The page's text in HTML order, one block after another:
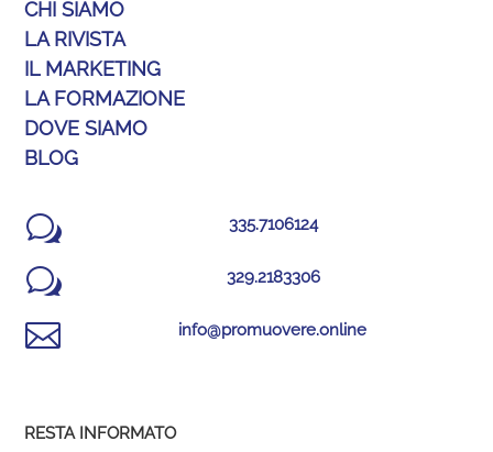
CHI SIAMO
LA RIVISTA
IL MARKETING
LA FORMAZIONE
DOVE SIAMO
BLOG
w 335.7106124
w 329.2183306
 info@promuovere.online
RESTA INFORMATO